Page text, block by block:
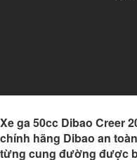
Xe ga 50cc Dibao Creer
chính hãng Dibao an
từng cung đường được